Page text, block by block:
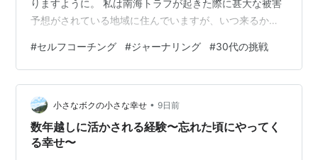
りますように。 私は南海トラフが起きた際に甚大な被害
予想がされている地域に住んでいますが、いつ来るかわ
お声を聞きながら、日々自分もできることをやっていき
ます。 では、今週の振り返りと7月の振り返りをしてい
きましょう。 週次レポート（2026/07/26〜
2026/08/01） 今週のテーマ 「『評価されたい私』から
『価値を届ける私』への視点転換」 今週は、先週見つか
った「心から見てほしかった」…
#セルフコーチング #ジャーナリング #30代の挑戦
小さなボクの小さな幸せ • 9日前
数年越しに活かされる経験〜忘れた頃にやってく
る幸せ〜